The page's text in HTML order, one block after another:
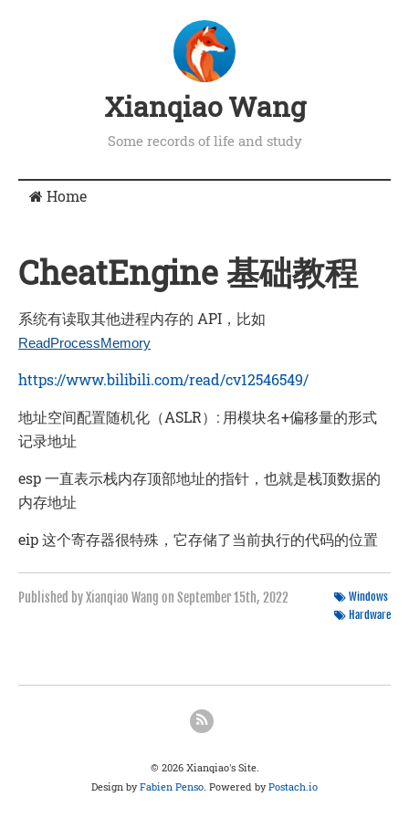
Xianqiao Wang
Some records of life and study
Home
CheatEngine 基础教程
系统有读取其他进程内存的 API，比如
ReadProcessMemory
https://www.bilibili.com/read/cv12546549/
地址空间配置随机化（ASLR）: 用模块名+偏移量的形式
记录地址
esp 一直表示栈内存顶部地址的指针，也就是栈顶数据的
内存地址
eip 这个寄存器很特殊，它存储了当前执行的代码的位置
Published by Xianqiao Wang on September 15th, 2022
Windows
Hardware
© 2026 Xianqiao's Site.
Design byFabien Penso. Powered byPostach.io